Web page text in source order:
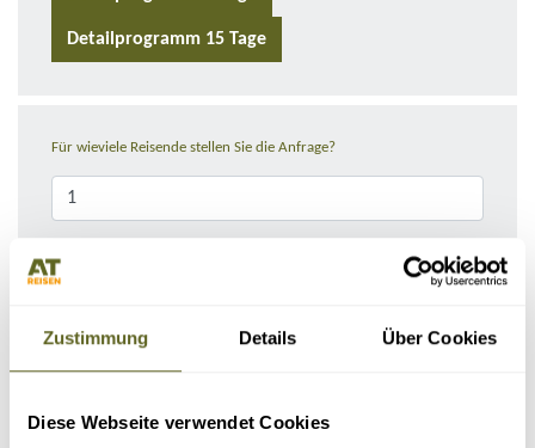
Zustimmung Details Über Cookies
Diese Webseite verwendet Cookies
Detailprogramm 15 Tage
Für wieviele Reisende stellen Sie die Anfrage?